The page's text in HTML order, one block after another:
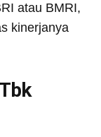
atau BMRI,
kinerjanya